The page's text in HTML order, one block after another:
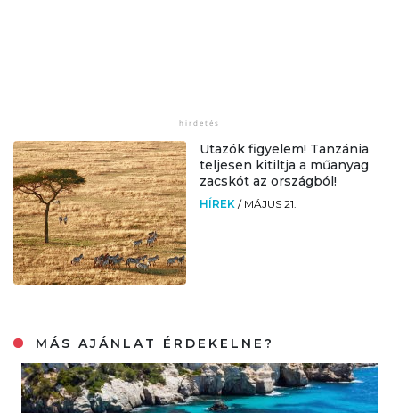
Utazók figyelem! Tanzánia
teljesen kitiltja a műanyag
zacskót az országból!
HÍREK / MÁJUS 21.
MÁS AJÁNLAT ÉRDEKELNE?